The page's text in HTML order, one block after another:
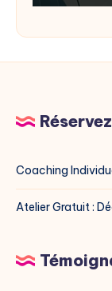
Coaching
Atelier Gratuit :